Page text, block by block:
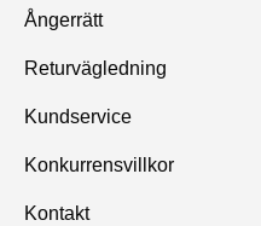
Ångerrätt
Returvägledning
Kundservice
Konkurrensvillkor
Kontakt